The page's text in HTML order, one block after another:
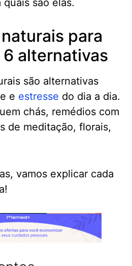
para
alternativas
são alternativas
e estresse do dia a dia.
chás, remédios com
de meditação, florais,
vamos explicar cada